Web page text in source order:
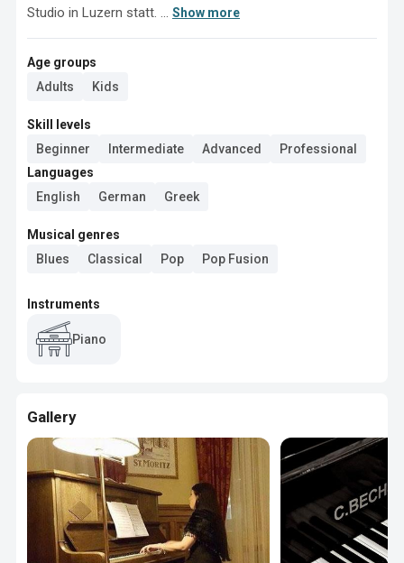
Studio in Luzern statt. ... Show more
Age groups
Adults
Kids
Skill levels
Beginner
Intermediate Advanced
Professional
Languages
English
German Greek
Musical genres
Blues
Classical Pop Pop Fusion
Instruments
Piano
Gallery